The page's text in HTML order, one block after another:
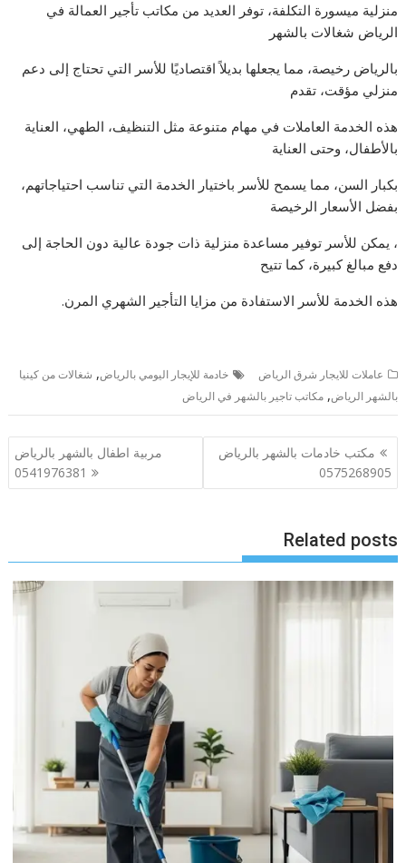
منزلية ميسورة التكلفة، توفر العديد من مكاتب تأجير العمالة في
الرياض شغالات بالشهر
بالرياض رخيصة، مما يجعلها بديلاً اقتصاديًا للأسر التي تحتاج إلى دعم
منزلي مؤقت، تقدم
هذه الخدمة العاملات في مهام متنوعة مثل التنظيف، الطهي، العناية
بالأطفال، وحتى العناية
بكبار السن، مما يسمح للأسر باختيار الخدمة التي تناسب احتياجاتهم،
بفضل الأسعار الرخيصة
، يمكن للأسر توفير مساعدة منزلية ذات جودة عالية دون الحاجة إلى
دفع مبالغ كبيرة، كما تتيح
هذه الخدمة للأسر الاستفادة من مزايا التأجير الشهري المرن.
عاملات للايجار شرق الرياض خادمة للإيجار اليومي بالرياض, شغالات من كينيا
بالشهر الرياض,مكاتب تاجير بالشهر في الرياض
تصفّح
المقالات
مكتب خادمات بالشهر بالرياض
0575268905
مربية اطفال بالشهر بالرياض
0541976381
Related posts